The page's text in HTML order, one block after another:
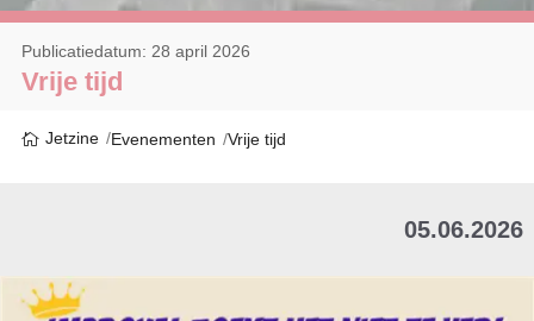
Vrije tijd
Publicatiedatum: 28 april 2026
Jetzine Evenementen Vrije tijd
05.06.2026